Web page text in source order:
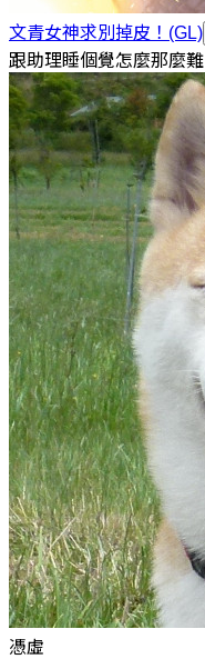
文青女神求別掉皮！(GL)
跟助理睡個覺怎麼那麼難
憑虛